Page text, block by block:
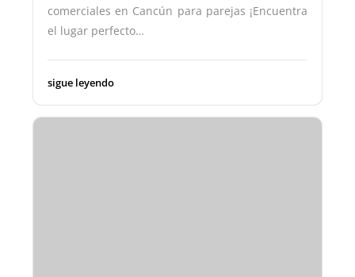
comerciales en Cancún para parejas ¡Encuentra
el lugar perfecto…
sigue leyendo